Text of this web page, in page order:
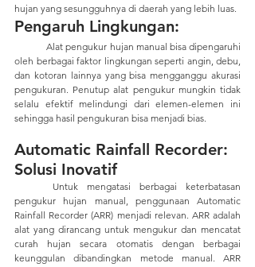
hujan yang sesungguhnya di daerah yang lebih luas.
Pengaruh Lingkungan:
	Alat pengukur hujan manual bisa dipengaruhi
oleh berbagai faktor lingkungan seperti angin, debu,
dan kotoran lainnya yang bisa mengganggu akurasi
pengukuran. Penutup alat pengukur mungkin tidak
selalu efektif melindungi dari elemen-elemen ini
sehingga hasil pengukuran bisa menjadi bias.
Automatic Rainfall Recorder:
Solusi Inovatif
pengukur hujan manual, penggunaan Automatic
Rainfall Recorder (ARR) menjadi relevan. ARR adalah
alat yang dirancang untuk mengukur dan mencatat
curah hujan secara otomatis dengan berbagai
keunggulan dibandingkan metode manual. ARR